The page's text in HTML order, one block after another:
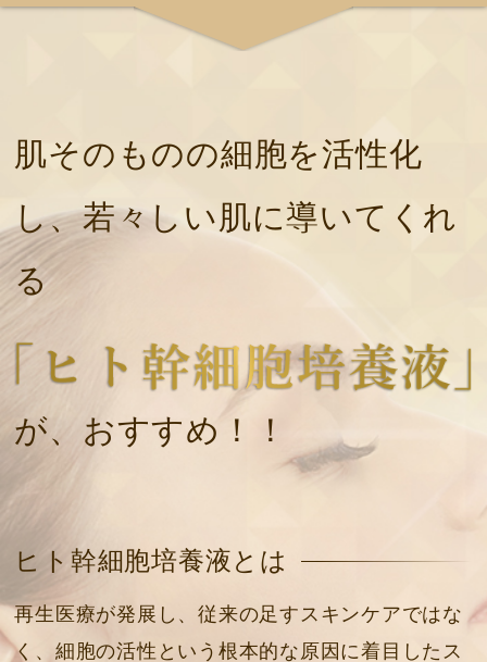
肌そのものの細胞を活性化
し、若々しい肌に導いてくれ
る
が、おすすめ！！
ヒト幹細胞培養液とは
再生医療が発展し、従来の足すスキンケアではな
く、細胞の活性という根本的な原因に着目したス